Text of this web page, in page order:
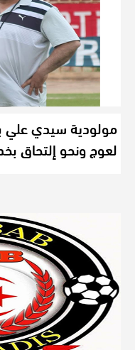
مولودية سيدي علي
لعوج ونحو إلتحاق